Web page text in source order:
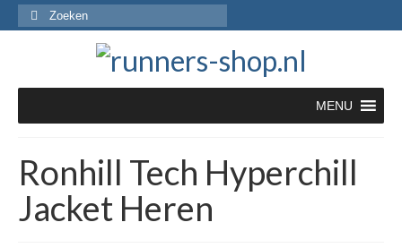
Zoeken
naar:
MENU
Ronhill Tech Hyperchill
Jacket Heren